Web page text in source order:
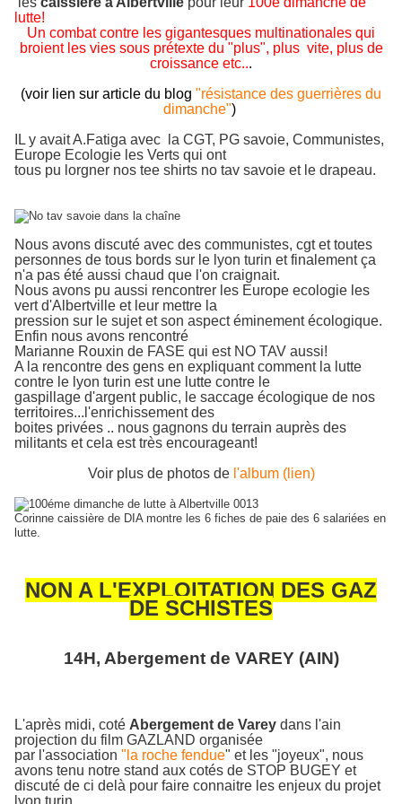
lutte!
Un combat contre les gigantesques multinationales qui
broient les vies sous prétexte du "plus", plus vite, plus de
croissance etc...
(voir lien sur article du blog "résistance des guerrières du
dimanche")
IL y avait A.Fatiga avec la CGT, PG savoie, Communistes,
Europe Ecologie les Verts qui ont
tous pu lorgner nos tee shirts no tav savoie et le drapeau.
Nous avons discuté avec des communistes, cgt et toutes
personnes de tous bords sur le lyon turin et finalement ça
n'a pas été aussi chaud que l'on craignait.
Nous avons pu aussi rencontrer les Europe ecologie les
vert d'Albertville et leur mettre la
pression sur le sujet et son aspect éminement écologique.
Enfin nous avons rencontré
Marianne Rouxin de FASE qui est NO TAV aussi!
A la rencontre des gens en expliquant comment la lutte
contre le lyon turin est une lutte contre le
gaspillage d'argent public, le saccage écologique de nos
territoires...l'enrichissement des
boites privées .. nous gagnons du terrain auprès des
militants et cela est très encourageant!
Voir plus de photos de l'album (lien)
Corinne caissière de DIA montre les 6 fiches de paie des 6 salariées en
lutte.
NON A L'EXPLOITATION DES GAZ
DE SCHISTES
14H, Abergement de VAREY (AIN)
L'après midi, coté Abergement de Varey dans l'ain
projection du film GAZLAND organisée
par l'association "la roche fendue" et les "joyeux", nous
avons tenu notre stand aux cotés de STOP BUGEY et
discuté de ci delà pour faire connaitre les enjeux du projet